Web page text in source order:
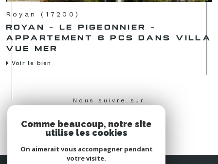
Royan (17200)
ROYAN - LE PIGEONNIER -
APPARTEMENT 6 PCS DANS VILLA
VUE MER
Voir le bien
Nous suivre sur
Comme beaucoup, notre site
utilise les cookies
On aimerait vous accompagner pendant
votre visite.